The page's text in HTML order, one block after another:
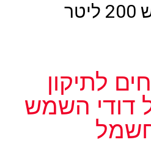
לתיקון
דודי השמש